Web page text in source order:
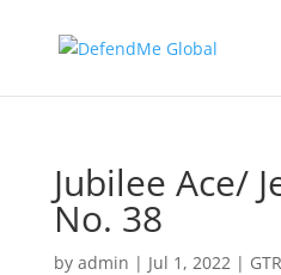
Jubilee Ace/
No. 38
by admin | Jul 1, 2022| GTR